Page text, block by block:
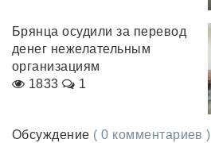
Брянца осудили за перевод
денег нежелательным
организациям
1833
1
Обсуждение ( 0 комментариев )